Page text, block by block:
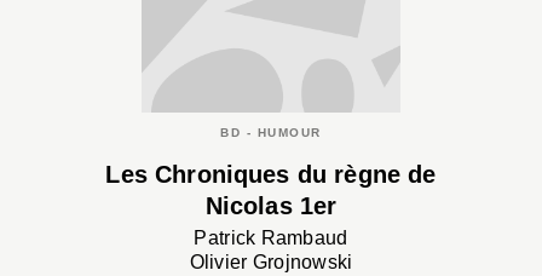
BD - HUMOUR
Les Chroniques du règne de
Nicolas 1er
Patrick Rambaud
Olivier Grojnowski